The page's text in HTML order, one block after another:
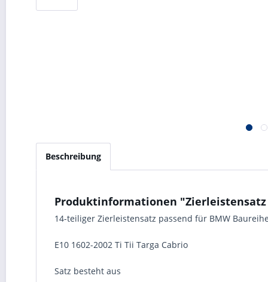
Beschreibung
Produktinformationen "Zierleistensatz
14-teiliger Zierleistensatz passend für BMW
E10 1602-2002 Ti Tii Targa Cabrio
Satz besteht aus